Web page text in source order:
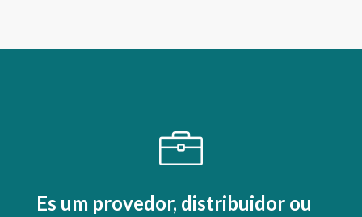
Es um provedor, distribuidor ou